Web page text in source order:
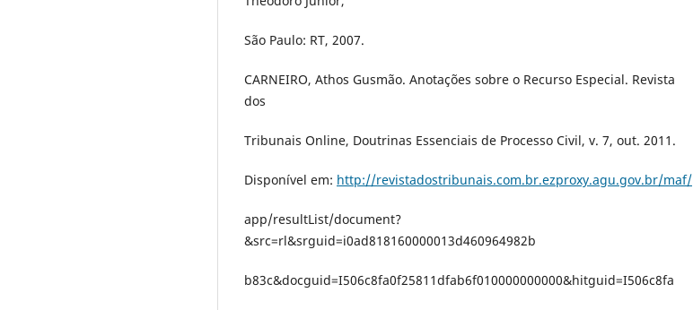
São Paulo: RT, 2007.
CARNEIRO, Athos Gusmão. Anotações sobre o Recurso Especial. Revista
dos
Tribunais Online, Doutrinas Essenciais de Processo Civil, v. 7, out. 2011.
Disponível em: http://revistadostribunais.com.br.ezproxy.agu.gov.br/maf/
app/resultList/document?
&src=rl&srguid=i0ad818160000013d460964982b
b83c&docguid=I506c8fa0f25811dfab6f010000000000&hitguid=I506c8fa